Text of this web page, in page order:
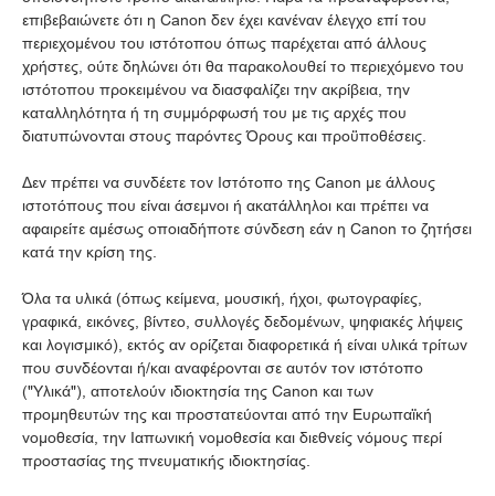
επιβεβαιώνετε ότι η Canon δεν έχει κανέναν έλεγχο επί του
περιεχομένου του ιστότοπου όπως παρέχεται από άλλους
χρήστες, ούτε δηλώνει ότι θα παρακολουθεί το περιεχόμενο του
ιστότοπου προκειμένου να διασφαλίζει την ακρίβεια, την
καταλληλότητα ή τη συμμόρφωσή του με τις αρχές που
διατυπώνονται στους παρόντες Όρους και προϋποθέσεις.
Δεν πρέπει να συνδέετε τον Ιστότοπο της Canon με άλλους
ιστοτόπους που είναι άσεμνοι ή ακατάλληλοι και πρέπει να
αφαιρείτε αμέσως οποιαδήποτε σύνδεση εάν η Canon το ζητήσει
κατά την κρίση της.
Όλα τα υλικά (όπως κείμενα, μουσική, ήχοι, φωτογραφίες,
γραφικά, εικόνες, βίντεο, συλλογές δεδομένων, ψηφιακές λήψεις
και λογισμικό), εκτός αν ορίζεται διαφορετικά ή είναι υλικά τρίτων
που συνδέονται ή/και αναφέρονται σε αυτόν τον ιστότοπο
("Υλικά"), αποτελούν ιδιοκτησία της Canon και των
προμηθευτών της και προστατεύονται από την Ευρωπαϊκή
νομοθεσία, την Ιαπωνική νομοθεσία και διεθνείς νόμους περί
προστασίας της πνευματικής ιδιοκτησίας.